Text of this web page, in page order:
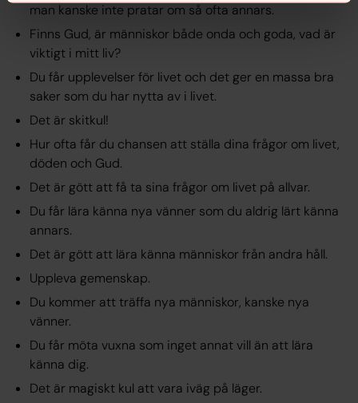
man kanske inte pratar om så ofta annars.
Finns Gud, är människor både onda och goda, vad är
viktigt i mitt liv?
Du får upplevelser för livet och det ger en massa bra
saker som du har nytta av i livet.
Det är skitkul!
Hur ofta får du chansen att ställa dina frågor om livet,
döden och Gud.
Det är gött att få ta sina frågor om livet på allvar.
Du får lära känna nya vänner som du aldrig lärt känna
annars.
Det är gött att lära känna människor från andra håll.
Uppleva gemenskap.
Du kommer att träffa nya människor, kanske nya
vänner.
Du får möta vuxna som inget annat vill än att lära
känna dig.
Det är magiskt kul att vara iväg på läger.